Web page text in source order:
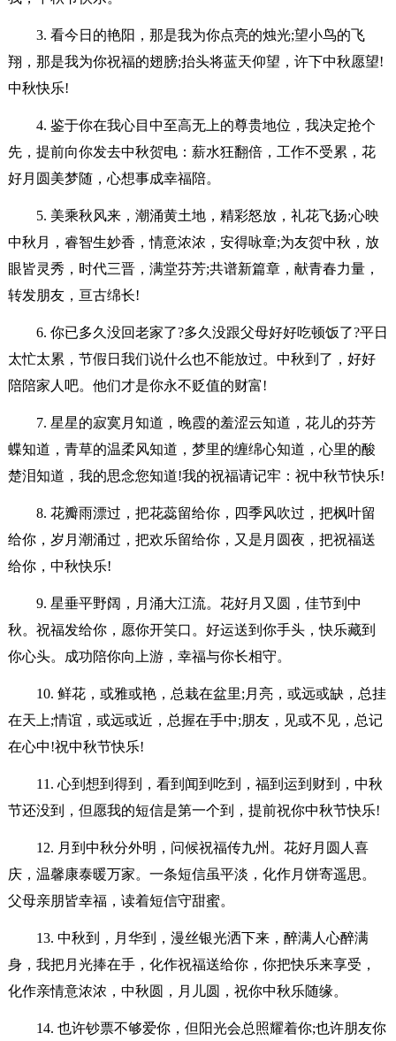
3. 看今日的艳阳，那是我为你点亮的烛光;望小鸟的飞
翔，那是我为你祝福的翅膀;抬头将蓝天仰望，许下中秋愿望!
中秋快乐!
4. 鉴于你在我心目中至高无上的尊贵地位，我决定抢个
先，提前向你发去中秋贺电：薪水狂翻倍，工作不受累，花
好月圆美梦随，心想事成幸福陪。
5. 美乘秋风来，潮涌黄土地，精彩怒放，礼花飞扬;心映
中秋月，睿智生妙香，情意浓浓，安得咏章;为友贺中秋，放
眼皆灵秀，时代三晋，满堂芬芳;共谱新篇章，献青春力量，
转发朋友，亘古绵长!
6. 你已多久没回老家了?多久没跟父母好好吃顿饭了?平日
太忙太累，节假日我们说什么也不能放过。中秋到了，好好
陪陪家人吧。他们才是你永不贬值的财富!
7. 星星的寂寞月知道，晚霞的羞涩云知道，花儿的芬芳
蝶知道，青草的温柔风知道，梦里的缠绵心知道，心里的酸
楚泪知道，我的思念您知道!我的祝福请记牢：祝中秋节快乐!
8. 花瓣雨漂过，把花蕊留给你，四季风吹过，把枫叶留
给你，岁月潮涌过，把欢乐留给你，又是月圆夜，把祝福送
给你，中秋快乐!
9. 星垂平野阔，月涌大江流。花好月又圆，佳节到中
秋。祝福发给你，愿你开笑口。好运送到你手头，快乐藏到
你心头。成功陪你向上游，幸福与你长相守。
10. 鲜花，或雅或艳，总栽在盆里;月亮，或远或缺，总挂
在天上;情谊，或远或近，总握在手中;朋友，见或不见，总记
在心中!祝中秋节快乐!
11. 心到想到得到，看到闻到吃到，福到运到财到，中秋
节还没到，但愿我的短信是第一个到，提前祝你中秋节快乐!
12. 月到中秋分外明，问候祝福传九州。花好月圆人喜
庆，温馨康泰暖万家。一条短信虽平淡，化作月饼寄遥思。
父母亲朋皆幸福，读着短信守甜蜜。
13. 中秋到，月华到，漫丝银光洒下来，醉满人心醉满
身，我把月光捧在手，化作祝福送给你，你把快乐来享受，
化作亲情意浓浓，中秋圆，月儿圆，祝你中秋乐随缘。
14. 也许钞票不够爱你，但阳光会总照耀着你;也许朋友你